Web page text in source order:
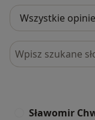
Szukaj w opiniach
Sławomir